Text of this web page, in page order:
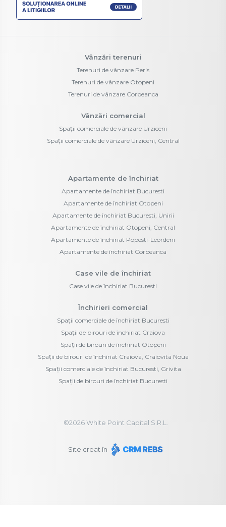
Vânzări terenuri
Terenuri de vânzare Peris
Terenuri de vânzare Otopeni
Terenuri de vânzare Corbeanca
Vânzări comercial
Spații comerciale de vânzare Urziceni
Spații comerciale de vânzare Urziceni, Central
Apartamente de închiriat
Apartamente de închiriat Bucuresti
Apartamente de închiriat Otopeni
Apartamente de închiriat Bucuresti, Unirii
Apartamente de închiriat Otopeni, Central
Apartamente de închiriat Popesti-Leordeni
Apartamente de închiriat Corbeanca
Case vile de închiriat
Case vile de închiriat Bucuresti
Închirieri comercial
Spații comerciale de închiriat Bucuresti
Spații de birouri de închiriat Craiova
Spații de birouri de închiriat Otopeni
Spații de birouri de închiriat Craiova, Craiovita Noua
Spații comerciale de închiriat Bucuresti, Grivita
Spații de birouri de închiriat Bucuresti
©2026White Point Capital S.R.L.
Site creat în